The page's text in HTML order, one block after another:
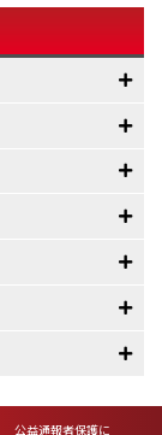
公益通報者保護に